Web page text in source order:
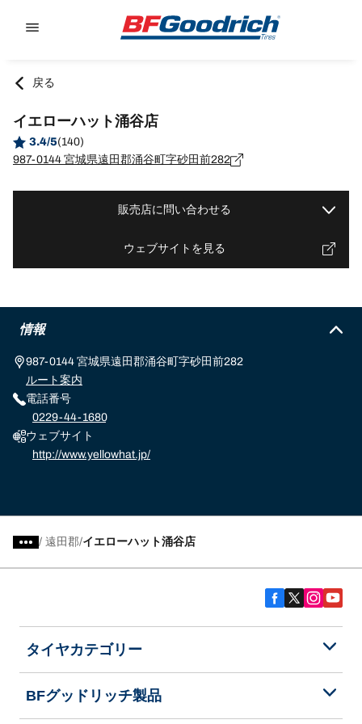
戻る
イエローハット涌谷店
3.4/5(140)
987-0144 宮城県遠田郡涌谷町字砂田前282
販売店に問い合わせる
ウェブサイトを見る
情報
987-0144 宮城県遠田郡涌谷町字砂田前282
ルート案内
電話番号
0229-44-1680
ウェブサイト
http://www.yellowhat.jp/
/ 遠田郡 イエローハット涌谷店
タイヤカテゴリー
BFグッドリッチ製品